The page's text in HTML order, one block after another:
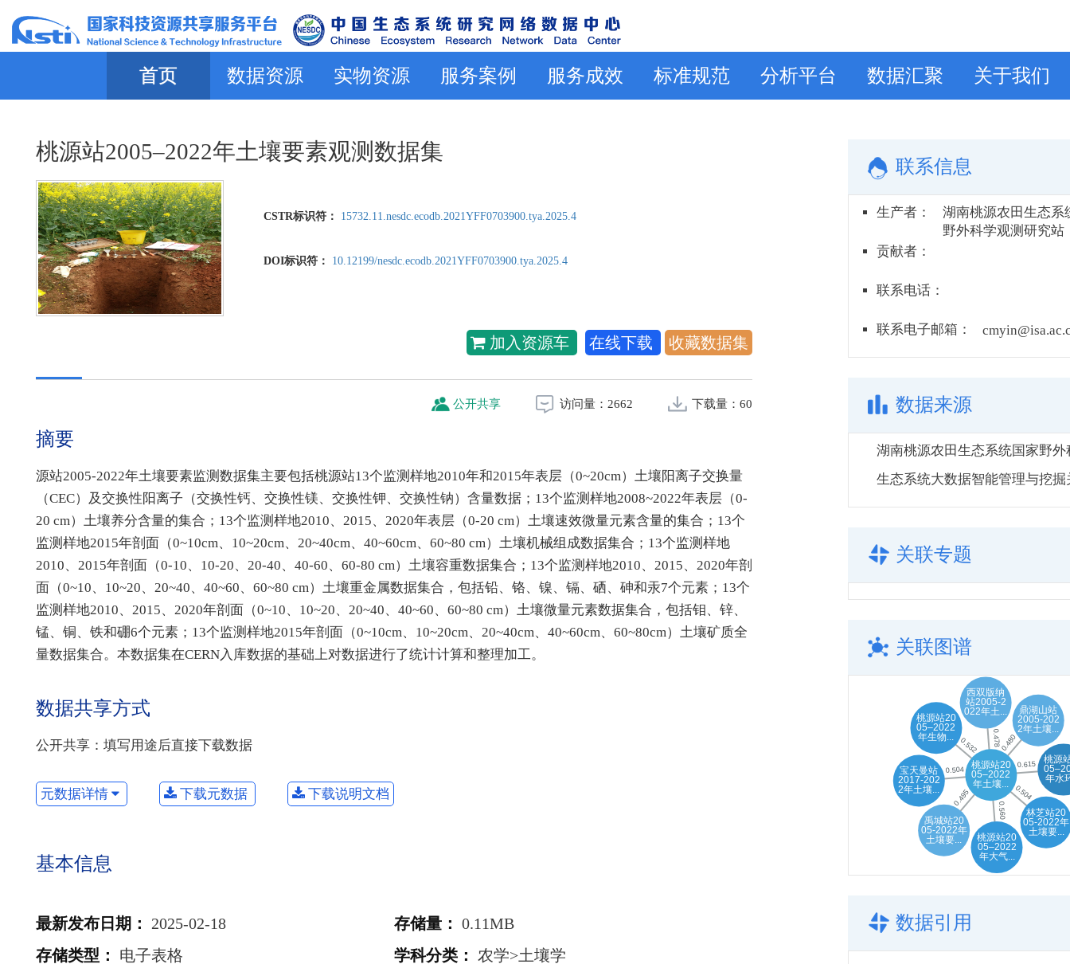
首页 数据资源 实物资源 服务案例 服务成效 标准规范 分析平台 数据汇聚 关于我们
桃源站2005–2022年土壤要素观测数据集
CSTR标识符： 15732.11.nesdc.ecodb.2021YFF0703900.tya.2025.4
DOI标识符： 10.12199/nesdc.ecodb.2021YFF0703900.tya.2025.4
加入资源车 在线下载 收藏数据集
公开共享 访问量： 2662 下载量： 60
摘要
源站2005-2022年土壤要素监测数据集主要包括桃源站13个监测样地2010年和2015年表层（0~20cm）土壤阳离子交换量
（CEC）及交换性阳离子（交换性钙、交换性镁、交换性钾、交换性钠）含量数据；13个监测样地2008~2022年表层（0-
20 cm）土壤养分含量的集合；13个监测样地2010、2015、2020年表层（0-20 cm）土壤速效微量元素含量的集合；13个
监测样地2015年剖面（0~10cm、10~20cm、20~40cm、40~60cm、60~80 cm）土壤机械组成数据集合；13个监测样地
2010、2015年剖面（0-10、10-20、20-40、40-60、60-80 cm）土壤容重数据集合；13个监测样地2010、2015、2020年剖
面（0~10、10~20、20~40、40~60、60~80 cm）土壤重金属数据集合，包括铅、铬、镍、镉、硒、砷和汞7个元素；13个
监测样地2010、2015、2020年剖面（0~10、10~20、20~40、40~60、60~80 cm）土壤微量元素数据集合，包括钼、锌、
锰、铜、铁和硼6个元素；13个监测样地2015年剖面（0~10cm、10~20cm、20~40cm、40~60cm、60~80cm）土壤矿质全
量数据集合。本数据集在CERN入库数据的基础上对数据进行了统计计算和整理加工。
数据共享方式
公开共享：填写用途后直接下载数据
元数据详情 下载元数据 下载说明文档
基本信息
最新发布日期 ： 2025-02-18 存储量 ： 0.11MB
存储类型 ： 电子表格 学科分类 ： 农学>土壤学
联系信息
生产者 ：
湖南桃源农田生态系
野外科学观测研究站
贡献者 ：
联系电话 ：
联系电子邮箱 ：
数据来源
关联专题
关联图谱
数据引用